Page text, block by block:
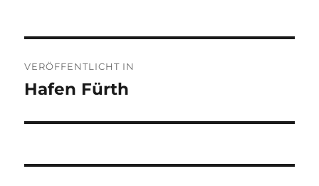
VERÖFFENTLICHT IN
Hafen Fürth